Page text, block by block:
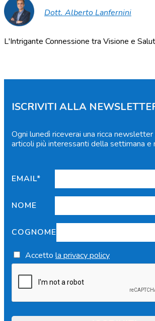
Dott. Alberto Lanfernini
L'Intrigante Connessione tra Visione e
ISCRIVITI ALLA
Ogni lunedì riceverai una ricca
articoli più interessanti della settimana e
EMAIL*
NOME
COGNOME
Accetto la privacy policy